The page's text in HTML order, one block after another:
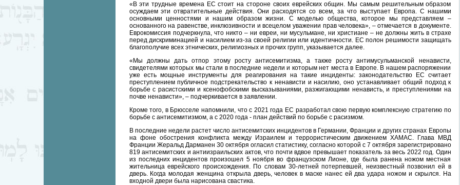
«В эти трудные времена ЕС стоит на стороне своих еврейских общин. Мы самым решительным образом
осуждаем эти отвратительные действия. Они расходятся со всем, за что выступает Европа. С нашими
основными ценностями и нашим образом жизни. С моделью общества, которое мы представляем –
основанного на равенстве, инклюзивности и всецелом уважении прав человека», – отмечается в документе.
Еврокомиссия подчеркнула, что никто – ни евреи, ни мусульмане, ни христиане – не должны жить в страхе
перед дискриминацией и насилием из-за своей религии или идентичности. ЕС полон решимости защищать
благополучие всех этнических, религиозных и прочих групп, указывается далее.
«Мы должны дать отпор этому росту антисемитизма, а также росту антимусульманской ненависти,
свидетелями которых мы стали в последние недели и которым нет места в Европе. В нашем распоряжении
уже есть мощные инструменты для реагирования на такие инциденты: законодательство ЕС считает
преступлением публичное подстрекательство к ненависти и насилию, оно устанавливает общий подход к
борьбе с расистскими и ксенофобскими высказываниями, разжигающими ненависть, и преступлениями на
почве ненависти», – подчеркивается в заявлении.
Кроме того, в Брюсселе напомнили, что с 2021 года ЕС разработал свою первую комплексную стратегию по
борьбе с антисемитизмом, а с 2020 года - план действий по борьбе с расизмом.
В последние недели растет число антисемитских инцидентов в Германии, Франции и других странах Европы
на фоне обострения конфликта между Израилем и террористическим движением ХАМАС. Глава МВД
Франции Жеральд Дарманен 30 октября огласил статистику, согласно которой с 7 октября зарегистрировано
819 антисемитских и антиизраильских актов, что почти вдвое превышает показатель за весь 2022 год. Один
из последних инцидентов произошел 5 ноября во французском Лионе, где была ранена ножом местная
жительница еврейского происхождения. По словам 30-летней потерпевшей, неизвестный позвонил ей в
дверь. Когда молодая женщина открыла дверь, человек в маске нанес ей два удара ножом и скрылся. На
входной двери была нарисована свастика.